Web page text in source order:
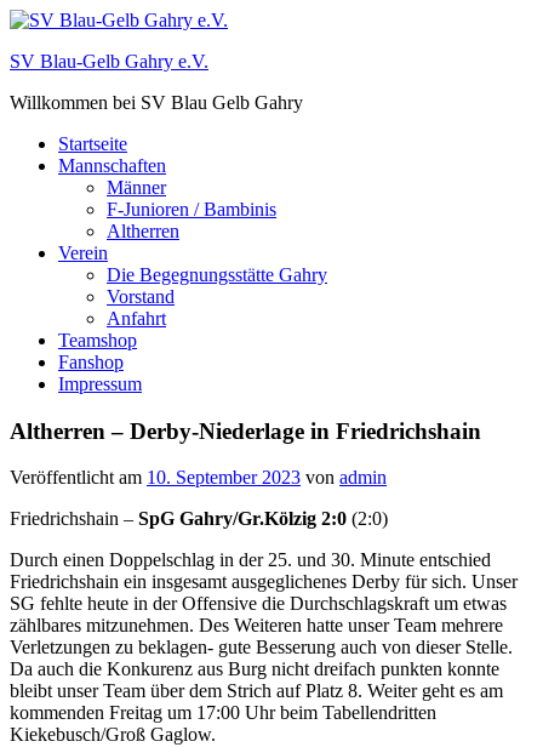
Zum
springen
SV Blau-Gelb Gahry e.V.
Willkommen bei SV Blau Gelb Gahry
Startseite
Mannschaften
Männer
F-Junioren / Bambinis
Altherren
Verein
Die Begegnungsstätte Gahry
Vorstand
Anfahrt
Teamshop
Fanshop
Impressum
Altherren – Derby-Niederlage in Friedrichshain
Veröffentlicht am 10. September 2023 von admin
Friedrichshain – SpG Gahry/Gr.Kölzig 2:0 (2:0)
Durch einen Doppelschlag in der 25. und 30. Minute entschied
Friedrichshain ein insgesamt ausgeglichenes Derby für sich. Unser
SG fehlte heute in der Offensive die Durchschlagskraft um etwas
zählbares mitzunehmen. Des Weiteren hatte unser Team mehrere
Verletzungen zu beklagen- gute Besserung auch von dieser Stelle.
Da auch die Konkurenz aus Burg nicht dreifach punkten konnte
bleibt unser Team über dem Strich auf Platz 8. Weiter geht es am
kommenden Freitag um 17:00 Uhr beim Tabellendritten
Kiekebusch/Groß Gaglow.